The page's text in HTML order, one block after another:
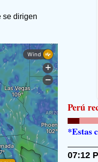
Perú
*Estas
07:12
se dirigen